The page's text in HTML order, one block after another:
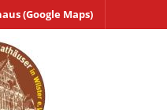
(Google Maps)